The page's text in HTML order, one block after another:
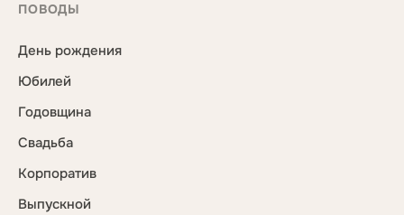
ПОВОДЫ
День рождения
Юбилей
Годовщина
Свадьба
Корпоратив
Выпускной